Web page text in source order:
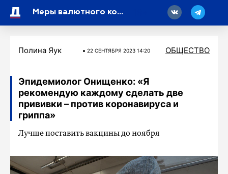
Меры валютного контроля в России не коснутся обычных граждан
Полина Яук 22 СЕНТЯБРЯ 2023 14:20 ОБЩЕСТВО
Эпидемиолог Онищенко: «Я
рекомендую каждому сделать две
прививки – против коронавируса и
гриппа»
Лучше поставить вакцины до ноября